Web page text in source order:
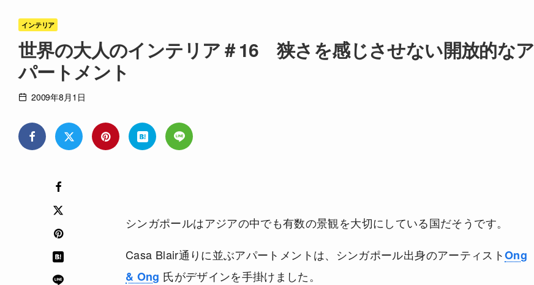
インテリア
世界の大人のインテリア＃16 狭さを感じさせない開放的なア
パートメント
2009年8月1日
シンガポールはアジアの中でも有数の景観を大切にしている国だそうです。
Casa Blair通りに並ぶアパートメントは、シンガポール出身のアーティストOng
& Ong 氏がデザインを手掛けました。